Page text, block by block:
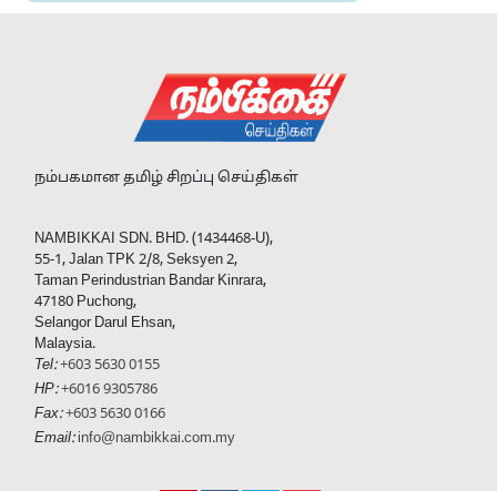
நம்பகமான தமிழ் சிறப்பு செய்திகள்
NAMBIKKAI SDN. BHD. (1434468-U),
55-1, Jalan TPK 2/8, Seksyen 2,
Taman Perindustrian Bandar Kinrara,
47180 Puchong,
Selangor Darul Ehsan,
Malaysia.
Tel:+603 5630 0155
HP:+6016 9305786
Fax: +603 5630 0166
Email: info@nambikkai.com.my